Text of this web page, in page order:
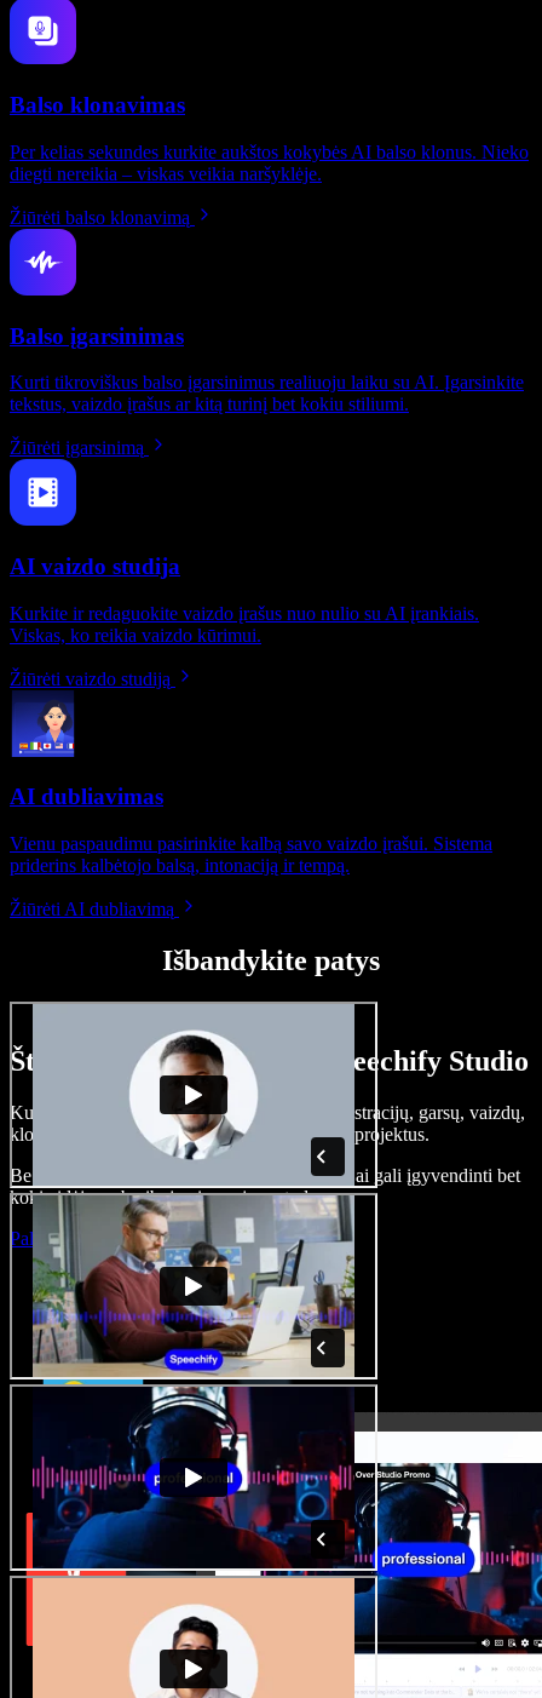
Balso klonavimas
Per kelias sekundes kurkite aukštos kokybės AI balso klonus. Nieko
diegti nereikia – viskas veikia naršyklėje.
Žiūrėti balso klonavimą
Balso įgarsinimas
Kurti tikroviškus balso įgarsinimus realiuoju laiku su AI. Įgarsinkite
tekstus, vaizdo įrašus ar kitą turinį bet kokiu stiliumi.
Žiūrėti įgarsinimą
AI vaizdo studija
Kurkite ir redaguokite vaizdo įrašus nuo nulio su AI įrankiais.
Viskas, ko reikia vaizdo kūrimui.
Žiūrėti vaizdo studiją
AI dubliavimas
Vienu paspaudimu pasirinkite kalbą savo vaizdo įrašui. Sistema
priderins kalbėtojo balsą, intonaciją ir tempą.
Žiūrėti AI dubliavimą
Išbandykite patys
Štai ką galite nuveikti su Speechify Studio
Kurkite įgarsinimus, pridėkite nemokamų iliustracijų, garsų, vaizdų,
klonuokite balsą – kurkite pilnus, įspūdingus projektus.
Be jokių mokymų ir viskas naršyklėje – kūrėjai gali įgyvendinti bet
kokią idėją, neberibojami senųjų metodų.
Paleisti studiją